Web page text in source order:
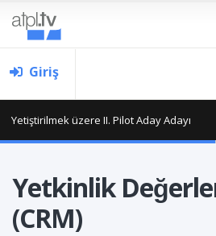
Giriş
Yetiştirilmek üzere II. Pilot Aday Adayı
Yetkinlik
(CRM)